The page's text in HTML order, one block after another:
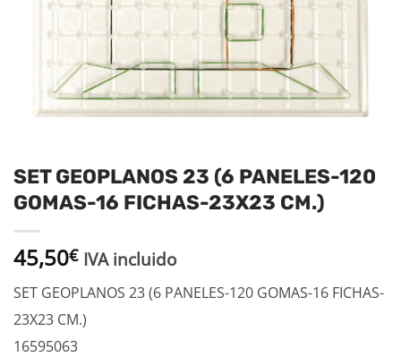
SET GEOPLANOS 23 (6 PANELES-120
GOMAS-16 FICHAS-23X23 CM.)
45,50€ IVA incluido
SET GEOPLANOS 23 (6 PANELES-120 GOMAS-16 FICHAS-
23X23 CM.)
16595063